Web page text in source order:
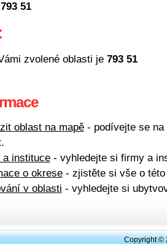
793 51
zvolené oblasti je 793 51
oblast na mapě- podívejte se na
a instituce- vyhledejte si firmy a
o okrese- zjistěte si vše o této
v oblasti - vyhledejte si
Copyright ©